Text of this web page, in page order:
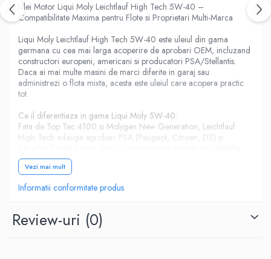
Ulei Motor Liqui Moly Leichtlauf High Tech 5W-40 –
Compatibilitate Maxima pentru Flote si Proprietari Multi-Marca
Liqui Moly Leichtlauf High Tech 5W-40 este uleiul din gama
germana cu cea mai larga acoperire de aprobari OEM, incluzand
constructori europeni, americani si producatori PSA/Stellantis.
Daca ai mai multe masini de marci diferite in garaj sau
administrezi o flota mixta, acesta este uleiul care acopera practic
tot.
Ce il diferentiaza in gama Liqui Moly 5W-40:
Fata de Top Tec 4100 si Molygen New Generation, Leichtlauf
High Tech adauga aprobari PSA (Peugeot, Citroen, DS) si
doua uleiuri. Este singura varianta Liqui Moly 5W-40 cu acoperire
completa pentru proprietarii de vehicule franceze PSA si
americane Chrysler.
- BMW LL-01 – aprobare BMW pentru motoare benzina si diesel
- VW 502 00 – motoare benzina VW Group
Vezi mai mult
Informatii conformitate produs
Review-uri (0)